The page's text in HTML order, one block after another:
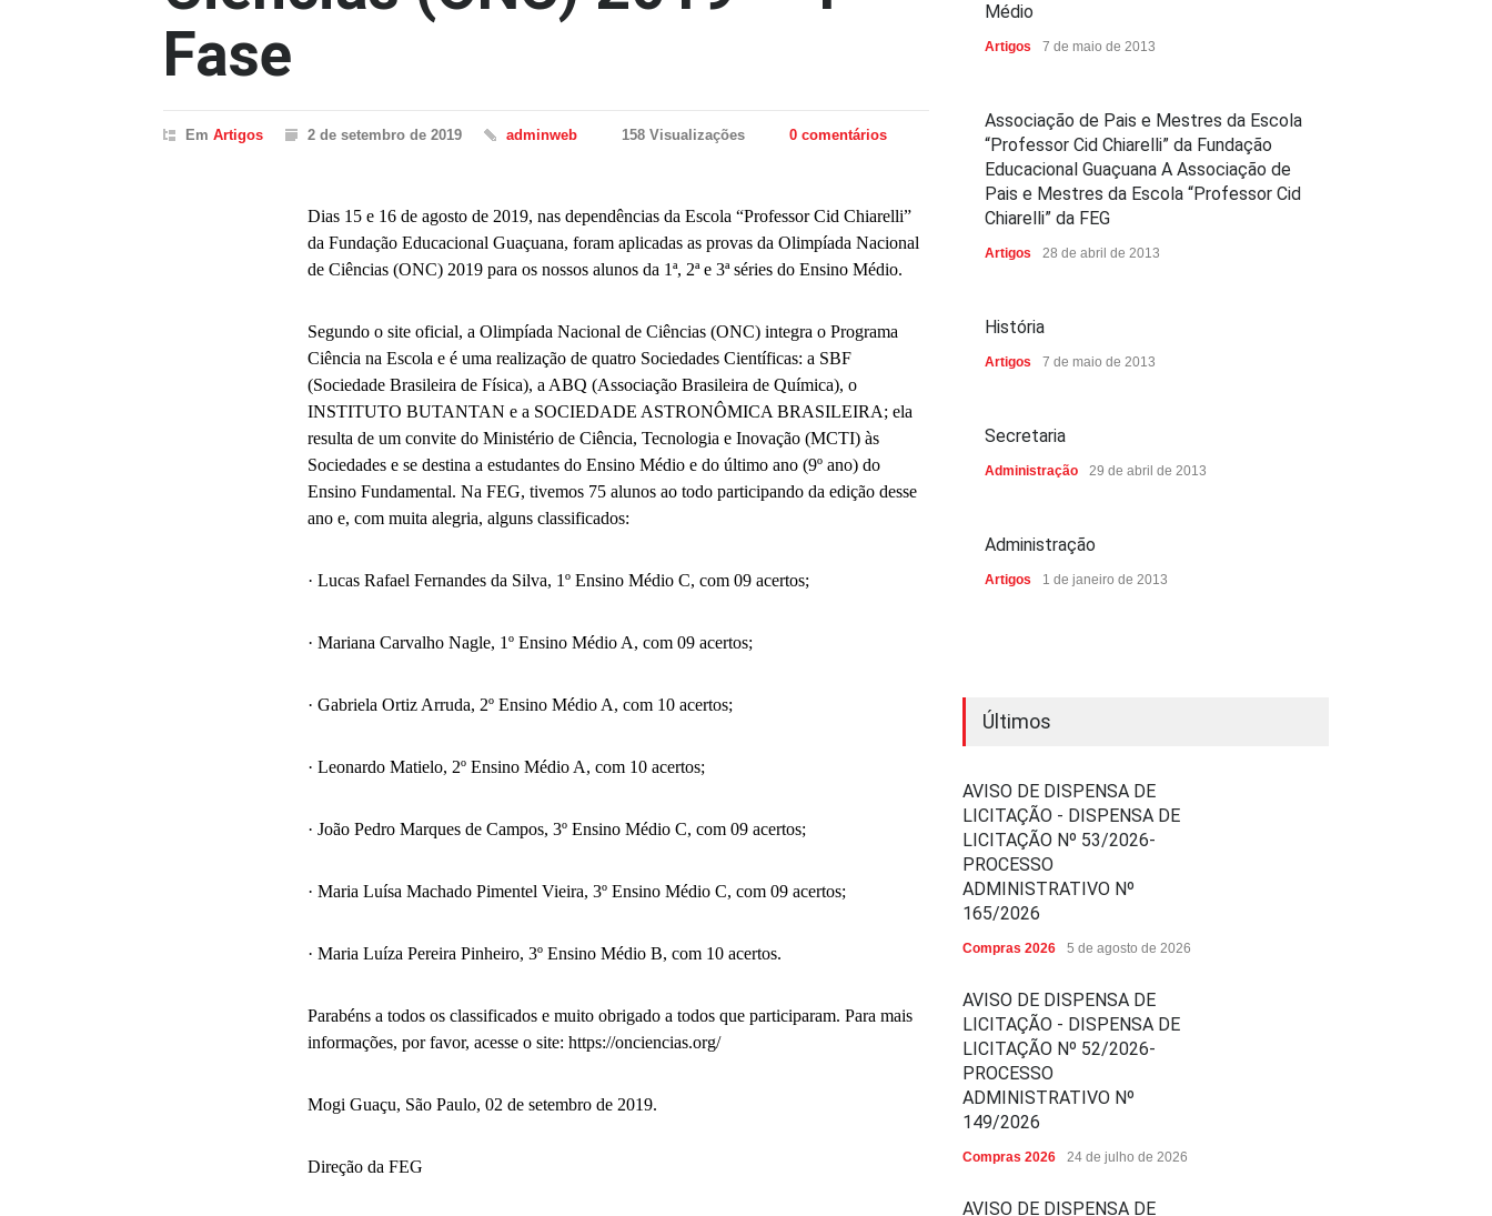
Fase
Em Artigos 2 de setembro de 2019 adminweb 158 Visualizações 0 comentários
Dias 15 e 16 de agosto de 2019, nas dependências da Escola “Professor Cid Chiarelli”
da Fundação Educacional Guaçuana, foram aplicadas as provas da Olimpíada Nacional
de Ciências (ONC) 2019 para os nossos alunos da 1ª, 2ª e 3ª séries do Ensino Médio.
Segundo o site oficial, a Olimpíada Nacional de Ciências (ONC) integra o Programa
Ciência na Escola e é uma realização de quatro Sociedades Científicas: a SBF
(Sociedade Brasileira de Física), a ABQ (Associação Brasileira de Química), o
INSTITUTO BUTANTAN e a SOCIEDADE ASTRONÔMICA BRASILEIRA; ela
resulta de um convite do Ministério de Ciência, Tecnologia e Inovação (MCTI) às
Sociedades e se destina a estudantes do Ensino Médio e do último ano (9º ano) do
Ensino Fundamental. Na FEG, tivemos 75 alunos ao todo participando da edição desse
ano e, com muita alegria, alguns classificados:
· Lucas Rafael Fernandes da Silva, 1º Ensino Médio C, com 09 acertos;
· Mariana Carvalho Nagle, 1º Ensino Médio A, com 09 acertos;
· Gabriela Ortiz Arruda, 2º Ensino Médio A, com 10 acertos;
· Leonardo Matielo, 2º Ensino Médio A, com 10 acertos;
· João Pedro Marques de Campos, 3º Ensino Médio C, com 09 acertos;
· Maria Luísa Machado Pimentel Vieira, 3º Ensino Médio C, com 09 acertos;
· Maria Luíza Pereira Pinheiro, 3º Ensino Médio B, com 10 acertos.
Parabéns a todos os classificados e muito obrigado a todos que participaram. Para mais
informações, por favor, acesse o site: https://onciencias.org/
Mogi Guaçu, São Paulo, 02 de setembro de 2019.
Direção da FEG
Médio
Artigos 7 de maio de 2013
Associação de Pais e Mestres da Escola
“Professor Cid Chiarelli” da Fundação
Educacional Guaçuana A Associação de
Pais e Mestres da Escola “Professor Cid
Chiarelli” da FEG
Artigos 28 de abril de 2013
História
Artigos 7 de maio de 2013
Secretaria
Administração 29 de abril de 2013
Administração
Artigos 1 de janeiro de 2013
Últimos
AVISO DE DISPENSA DE
LICITAÇÃO - DISPENSA DE
LICITAÇÃO Nº 53/2026-
PROCESSO
ADMINISTRATIVO Nº
165/2026
Compras 2026 5 de agosto de 2026
AVISO DE DISPENSA DE
LICITAÇÃO - DISPENSA DE
LICITAÇÃO Nº 52/2026-
PROCESSO
ADMINISTRATIVO Nº
149/2026
Compras 2026 24 de julho de 2026
AVISO DE DISPENSA DE